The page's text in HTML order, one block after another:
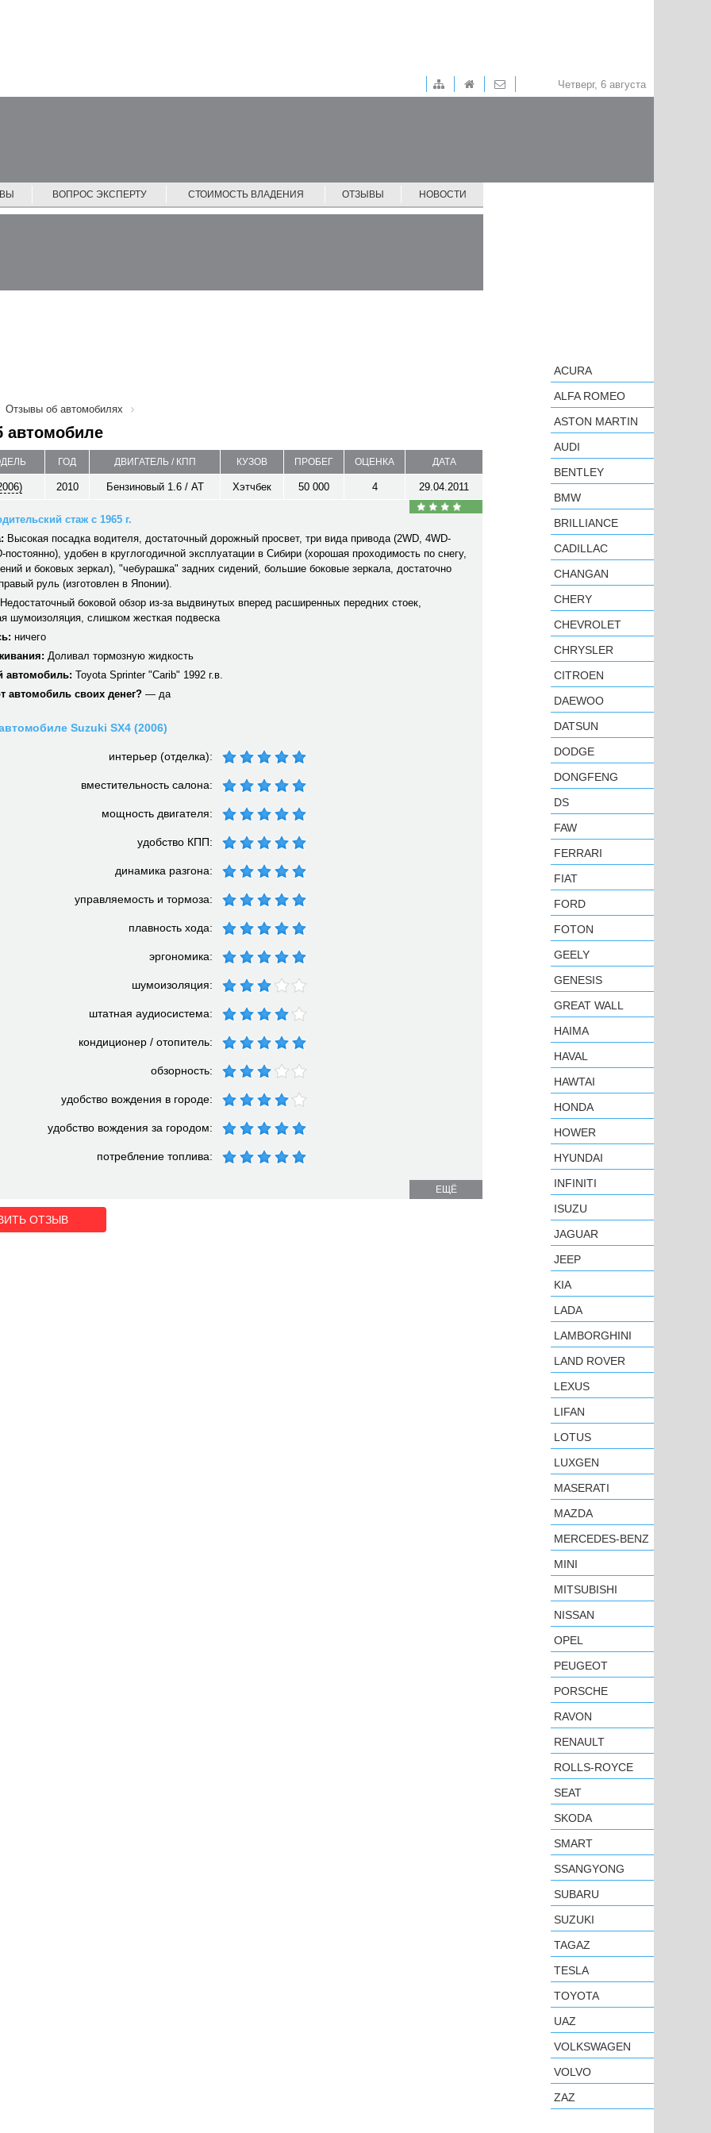
Четверг, 6 августа
ВОПРОС ЭКСПЕРТУ СТОИМОСТЬ ВЛАДЕНИЯ ОТЗЫВЫ НОВОСТИ
Отзывы об автомобилях
автомобиле
ГОД ДВИГАТЕЛЬ / КПП КУЗОВ ПРОБЕГ ОЦЕНКА ДАТА
2010 Бензиновый 1.6 / AT Хэтчбек 50 000 4 29.04.2011
стаж с 1965 г.
Высокая посадка водителя, достаточный дорожный просвет, три вида привода (2WD, 4WD-
постоянно), удобен в круглогодичной эксплуатации в Сибири (хорошая проходимость по снегу,
и боковых зеркал), "чебурашка" задних сидений, большие боковые зеркала, достаточно
руль (изготовлен в Японии).
боковой обзор из-за выдвинутых вперед расширенных передних стоек,
шумоизоляция, слишком жесткая подвеска
ничего
Доливал тормозную жидкость
автомобиль: Toyota Sprinter "Carib" 1992 г.в.
автомобиль своих денег? — да
Suzuki SX4 (2006)
интерьер (отделка):
вместительность салона:
мощность двигателя:
удобство КПП:
динамика разгона:
управляемость и тормоза:
плавность хода:
эргономика:
шумоизоляция:
штатная аудиосистема:
кондиционер / отопитель:
обзорность:
удобство вождения в городе:
удобство вождения за городом:
потребление топлива:
ЕЩЁ
ОТЗЫВ
ACURA
ALFA ROMEO
ASTON MARTIN
AUDI
BENTLEY
BMW
BRILLIANCE
CADILLAC
CHANGAN
CHERY
CHEVROLET
CHRYSLER
CITROEN
DAEWOO
DATSUN
DODGE
DONGFENG
DS
FAW
FERRARI
FIAT
FORD
FOTON
GEELY
GENESIS
GREAT WALL
HAIMA
HAVAL
HAWTAI
HONDA
HOWER
HYUNDAI
INFINITI
ISUZU
JAGUAR
JEEP
KIA
LADA
LAMBORGHINI
LAND ROVER
LEXUS
LIFAN
LOTUS
LUXGEN
MASERATI
MAZDA
MERCEDES-BENZ
MINI
MITSUBISHI
NISSAN
OPEL
PEUGEOT
PORSCHE
RAVON
RENAULT
ROLLS-ROYCE
SEAT
SKODA
SMART
SSANGYONG
SUBARU
SUZUKI
TAGAZ
TESLA
TOYOTA
UAZ
VOLKSWAGEN
VOLVO
ZAZ